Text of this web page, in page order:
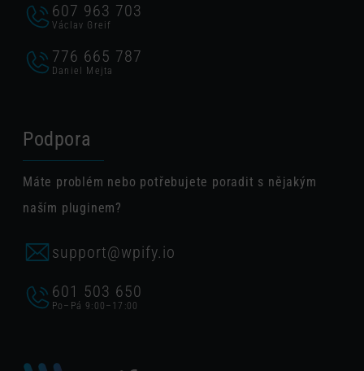
607 963 703
Václav Greif
776 665 787
Daniel Mejta
Podpora
Máte problém nebo potřebujete poradit s nějakým
naším pluginem?
support@wpify.io
601 503 650
Po–Pá 9:00–17:00